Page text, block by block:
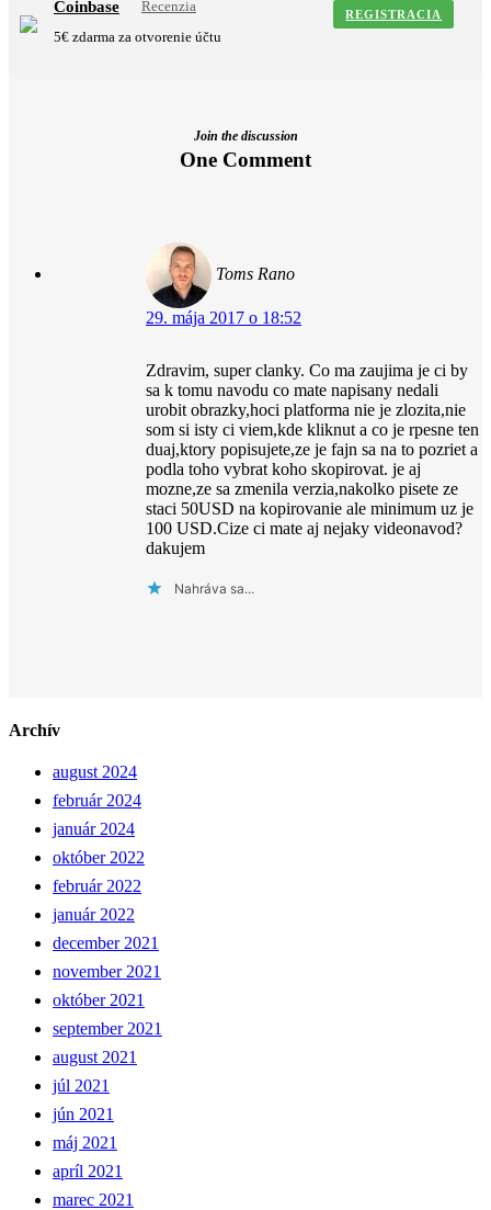
Coinbase
Recenzia
5€ zdarma za otvorenie účtu
REGISTRACIA
Join the discussion
One Comment
Toms Rano
29. mája 2017 o 18:52
Zdravim, super clanky. Co ma zaujima je ci by
sa k tomu navodu co mate napisany nedali
urobit obrazky,hoci platforma nie je zlozita,nie
som si isty ci viem,kde kliknut a co je rpesne ten
duaj,ktory popisujete,ze je fajn sa na to pozriet a
podla toho vybrat koho skopirovat. je aj
mozne,ze sa zmenila verzia,nakolko pisete ze
staci 50USD na kopirovanie ale minimum uz je
100 USD.Cize ci mate aj nejaky videonavod?
dakujem
Nahráva sa...
Archív
august 2024
február 2024
január 2024
október 2022
február 2022
január 2022
december 2021
november 2021
október 2021
september 2021
august 2021
júl 2021
jún 2021
máj 2021
apríl 2021
marec 2021